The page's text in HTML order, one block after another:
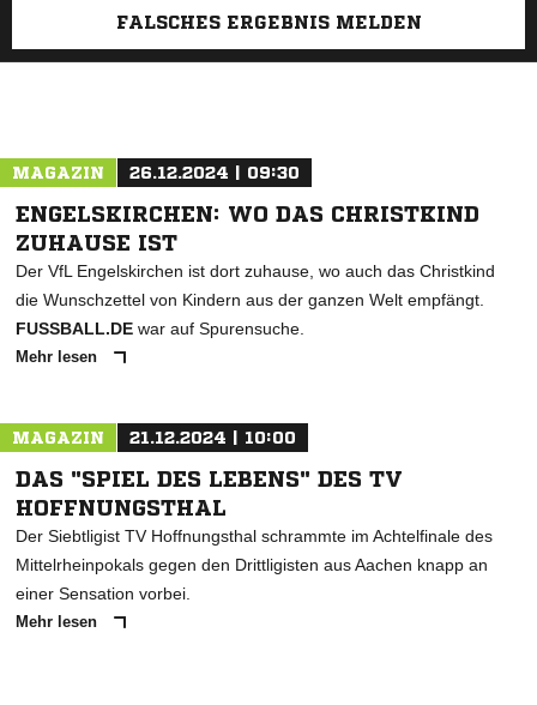
FALSCHES ERGEBNIS MELDEN
MAGAZIN 26.12.2024 | 09:30
ENGELSKIRCHEN: WO DAS CHRISTKIND
ZUHAUSE IST
Der VfL Engelskirchen ist dort zuhause, wo auch das Christkind
die Wunschzettel von Kindern aus der ganzen Welt empfängt.
FUSSBALL.DE war auf Spurensuche.
Mehr lesen
MAGAZIN 21.12.2024 | 10:00
DAS "SPIEL DES LEBENS" DES TV
HOFFNUNGSTHAL
Der Siebtligist TV Hoffnungsthal schrammte im Achtelfinale des
Mittelrheinpokals gegen den Drittligisten aus Aachen knapp an
einer Sensation vorbei.
Mehr lesen